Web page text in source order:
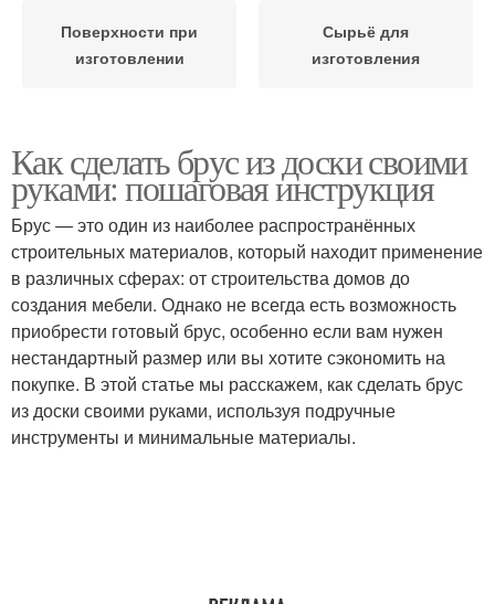
Поверхности при
изготовлении
Сырьё для
изготовления
Как сделать брус из доски своими
руками: пошаговая инструкция
Брус — это один из наиболее распространённых
строительных материалов, который находит применение
в различных сферах: от строительства домов до
создания мебели. Однако не всегда есть возможность
приобрести готовый брус, особенно если вам нужен
нестандартный размер или вы хотите сэкономить на
покупке. В этой статье мы расскажем, как сделать брус
из доски своими руками, используя подручные
инструменты и минимальные материалы.